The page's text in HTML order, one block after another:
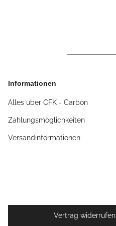
Informationen
Alles über CFK - Carbon
Zahlungsmöglichkeiten
Versandinformationen
Vertrag widerrufen